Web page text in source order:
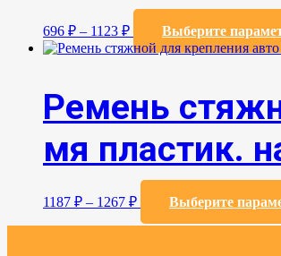
696 ₽ – 1123 ₽ Выберите
Ремень
мя пластик.
1187 ₽ – 1267 ₽ Выберите